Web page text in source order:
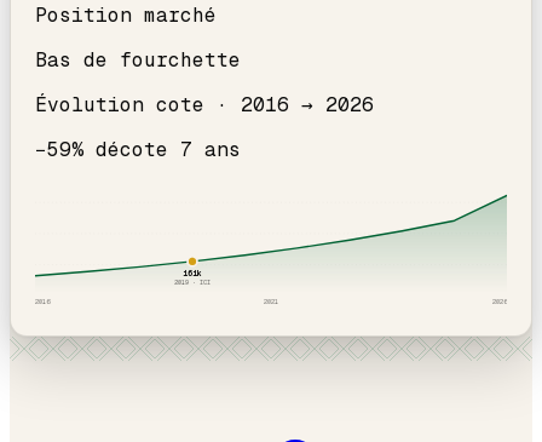
Position marché
Bas de fourchette
Évolution cote · 2016 → 2026
−59% décote 7 ans
161k
2019· ICI
2016 2021 2026